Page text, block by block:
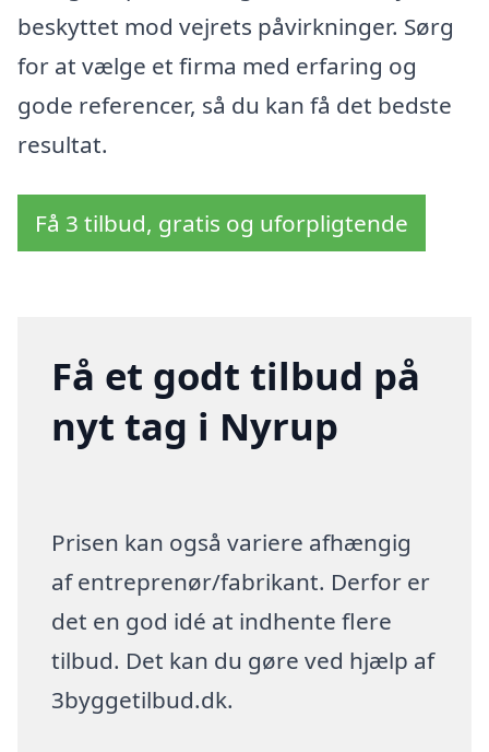
beskyttet mod vejrets påvirkninger. Sørg
for at vælge et firma med erfaring og
gode referencer, så du kan få det bedste
resultat.
Få 3 tilbud, gratis og uforpligtende
Få et godt tilbud på
nyt tag i Nyrup
Prisen kan også variere afhængig
af entreprenør/fabrikant. Derfor er
det en god idé at indhente flere
tilbud. Det kan du gøre ved hjælp af
3byggetilbud.dk.